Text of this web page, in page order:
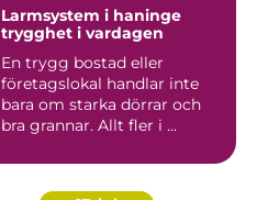
Larmsystem i haninge
trygghet i vardagen
En trygg bostad eller
företagslokal handlar inte
bara om starka dörrar och
bra grannar. Allt fler i ...